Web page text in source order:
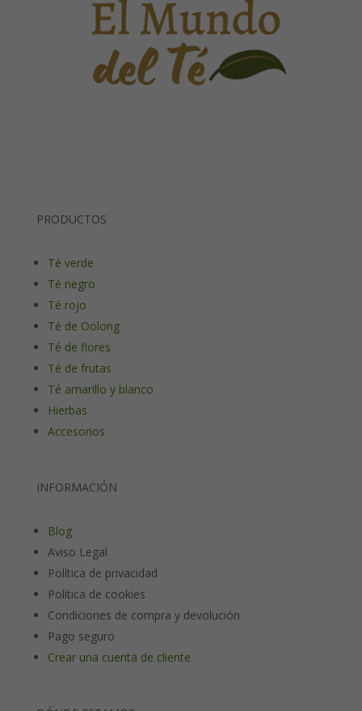
PRODUCTOS
Té verde
Té negro
Té rojo
Té de Oolong
Té de flores
Té de frutas
Té amarillo y blanco
Hierbas
Accesorios
INFORMACIÓN
Blog
Aviso Legal
Política de privacidad
Política de cookies
Condiciones de compra y devolución
Pago seguro
Crear una cuenta de cliente